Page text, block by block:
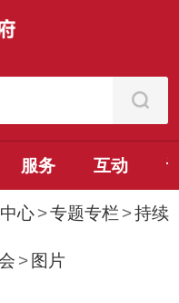
服务 互动
心 >专题专栏 >持续
> 图片